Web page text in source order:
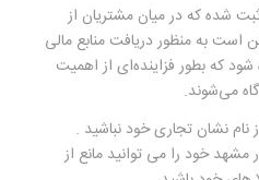
شده که در میان مشتریان از
به منظور دریافت منابع مالی
که بطور فزاینده‌ای از اهمیت
می‌شوند.
نام نشان تجاری خود نباشید .
مشهد خود را می توانید مانع از